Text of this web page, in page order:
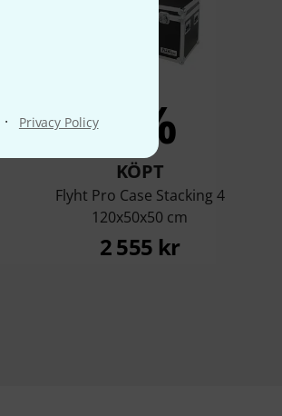
· Privacy Policy 3%
KÖPT
Flyht Pro Case Stacking 4
120x50x50 cm
2 555 kr